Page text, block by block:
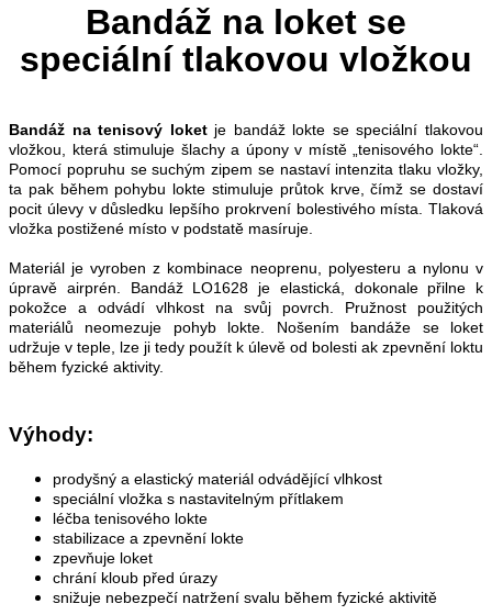
Bandáž na loket se
speciální tlakovou vložkou
Bandáž na tenisový loketje bandáž lokte se speciální tlakovou
vložkou, která stimuluje šlachy a úpony v místě „tenisového lokte“.
Pomocí popruhu se suchým zipem se nastaví intenzita tlaku vložky,
ta pak během pohybu lokte stimuluje průtok krve, čímž se dostaví
pocit úlevy v důsledku lepšího prokrvení bolestivého místa. Tlaková
vložka postižené místo v podstatě masíruje.
Materiál je vyroben z kombinace neoprenu, polyesteru a nylonu v
úpravě airprén. Bandáž LO1628 je elastická, dokonale přilne k
pokožce a odvádí vlhkost na svůj povrch. Pružnost použitých
materiálů neomezuje pohyb lokte. Nošením bandáže se loket
udržuje v teple, lze ji tedy použít k úlevě od bolesti ak zpevnění loktu
během fyzické aktivity.
Výhody:
prodyšný a elastický materiál odvádějící vlhkost
speciální vložka s nastavitelným přítlakem
léčba tenisového lokte
stabilizace a zpevnění lokte
zpevňuje loket
chrání kloub před úrazy
snižuje nebezpečí natržení svalu během fyzické aktivitě